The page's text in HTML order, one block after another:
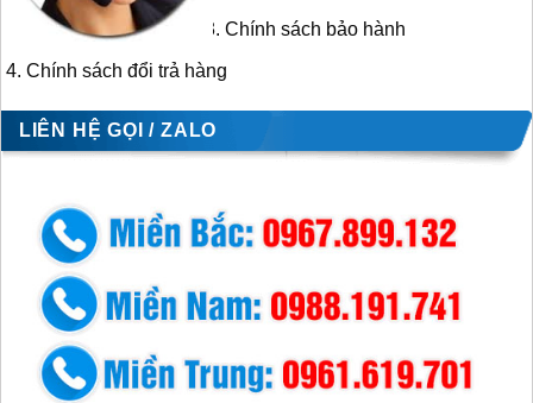
Chính sách bảo hành
Chính sách đổi trả hàng
LIÊN HỆ GỌI / ZALO